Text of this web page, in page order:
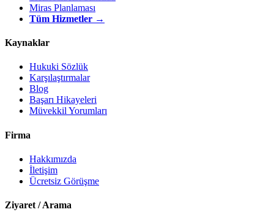
Miras Planlaması
Tüm Hizmetler →
Kaynaklar
Hukuki Sözlük
Karşılaştırmalar
Blog
Başarı Hikayeleri
Müvekkil Yorumları
Firma
Hakkımızda
İletişim
Ücretsiz Görüşme
Ziyaret / Arama